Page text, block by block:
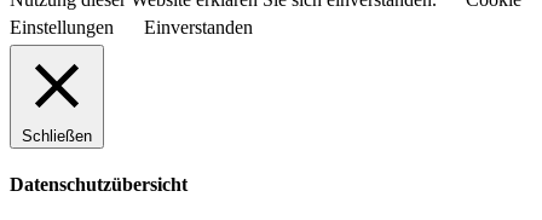
Einstellungen
Einverstanden
Schließen
Datenschutzübersicht